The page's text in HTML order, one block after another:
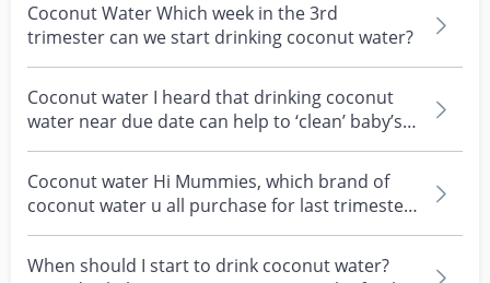
Coconut Water Which week in the 3rd
trimester can we start drinking coconut water?
Coconut water I heard that drinking coconut
water near due date can help to ‘clean’ baby’s
skin at b...
Coconut water Hi Mummies, which brand of
coconut water u all purchase for last trimester?
Is coco th...
When should I start to drink coconut water?